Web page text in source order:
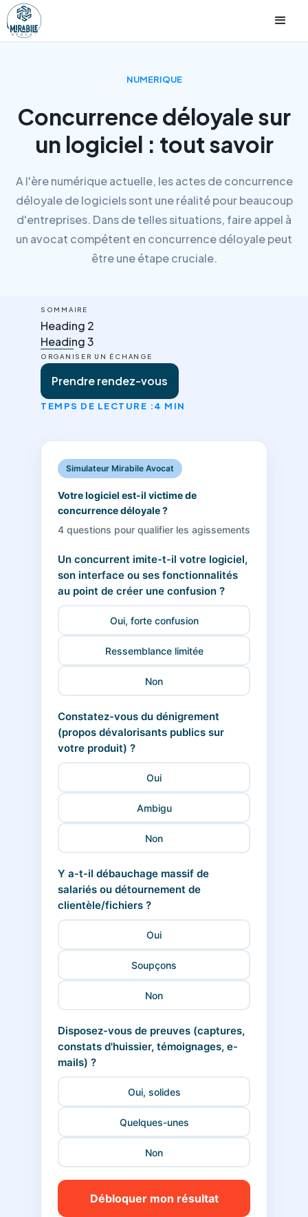
NUMERIQUE
Concurrence déloyale sur
un logiciel : tout savoir
A l'ère numérique actuelle, les actes de concurrence
déloyale de logiciels sont une réalité pour beaucoup
d'entreprises. Dans de telles situations, faire appel à
un avocat compétent en concurrence déloyale peut
être une étape cruciale.
SOMMAIRE
Heading 2
Heading 3
ORGANISER UN ÉCHANGE
Prendre rendez-vous
TEMPS DE LECTURE :4 MIN
Simulateur Mirabile Avocat
Votre logiciel est-il victime de
concurrence déloyale ?
4 questions pour qualifier les agissements
Un concurrent imite-t-il votre logiciel,
son interface ou ses fonctionnalités
au point de créer une confusion ?
Oui, forte confusion
Ressemblance limitée
Non
Constatez-vous du dénigrement
(propos dévalorisants publics sur
votre produit) ?
Oui
Ambigu
Non
Y a-t-il débauchage massif de
salariés ou détournement de
clientèle/fichiers ?
Oui
Soupçons
Non
Disposez-vous de preuves (captures,
constats d'huissier, témoignages, e-
mails) ?
Oui, solides
Quelques-unes
Non
Débloquer mon résultat